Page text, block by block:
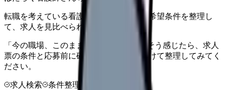
転職を考えている看護師さんへ。まずは希望条件を整理し
て、求人を見比べられます。
「今の職場、このままでいいのかな...」そう感じたら、求人
票の条件と応募前に確認したい不安を分けて整理してみてく
ださい。
求人検索 条件整理